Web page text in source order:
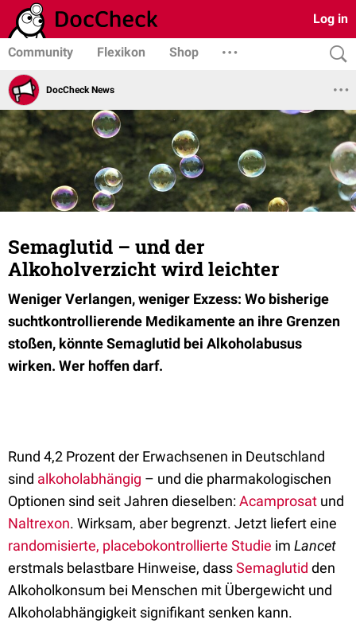
Log in
Community Flexikon Shop
DocCheck News
Semaglutid – und der
Alkoholverzicht wird leichter
Weniger Verlangen, weniger Exzess: Wo bisherige
suchtkontrollierende Medikamente an ihre Grenzen
stoßen, könnte Semaglutid bei Alkoholabusus
wirken. Wer hoffen darf.
Rund 4,2 Prozent der Erwachsenen in Deutschland
sind alkoholabhängig – und die pharmakologischen
Optionen sind seit Jahren dieselben:Acamprosat und
Naltrexon. Wirksam, aber begrenzt. Jetzt liefert eine
randomisierte, placebokontrollierte Studie im Lancet
erstmals belastbare Hinweise, dassSemaglutid den
Alkoholkonsum bei Menschen mit Übergewicht und
Alkoholabhängigkeit signifikant senken kann.